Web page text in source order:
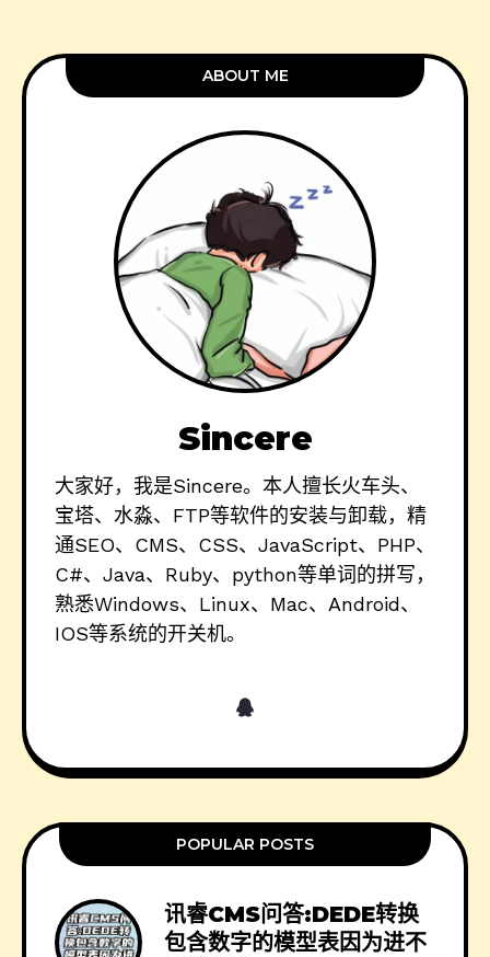
ABOUT ME
Sincere
大家好，我是Sincere。本人擅长火车头、
宝塔、水淼、FTP等软件的安装与卸载，精
通SEO、CMS、CSS、JavaScript、PHP、
C#、Java、Ruby、python等单词的拼写，
熟悉Windows、Linux、Mac、Android、
IOS等系统的开关机。
POPULAR POSTS
讯睿CMS问答:DEDE转换
包含数字的模型表因为进不